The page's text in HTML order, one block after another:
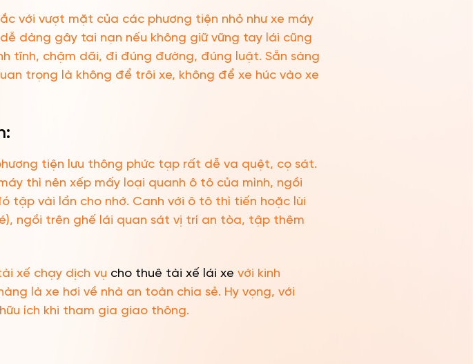
với vượt mặt của các phương tiện nhỏ như xe máy
dàng gây tai nạn nếu không giữ vững tay lái cũng
tĩnh, chậm dãi, đi đúng đường, đúng luật. Sẵn sàng
trọng là không để trôi xe, không để xe húc vào xe
tiện lưu thông phức tạp rất dễ va quệt, cọ sát.
thì nên xếp mấy loại quanh ô tô của mình, ngồi
tập vài lần cho nhớ. Canh với ô tô thì tiến hoặc lùi
ngồi trên ghế lái quan sát vị trí an tòa, tập thêm
xế chạy dịch vụ cho thuê tài xế lái xe với kinh
là xe hơi về nhà an toàn chia sẻ. Hy vọng, với
ích khi tham gia giao thông.